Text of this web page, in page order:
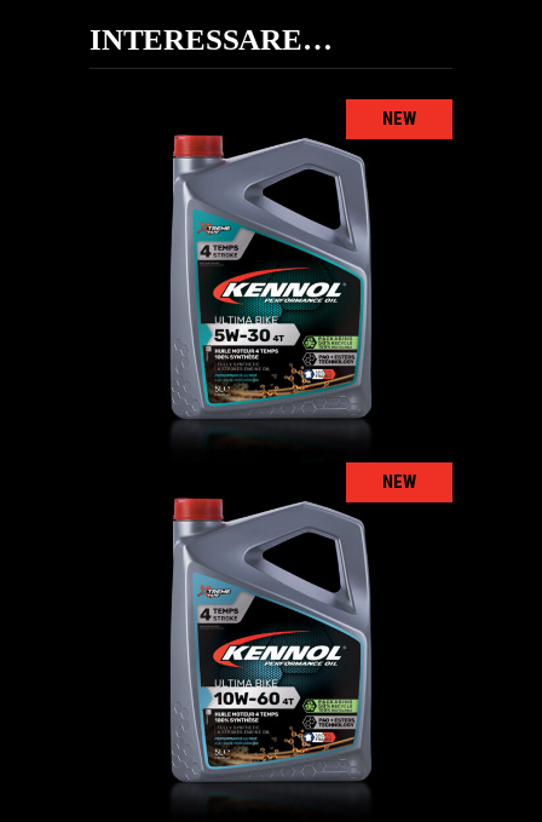
INTERESSARE…
NEW
ULTIMA BIKE 5W-30 4T
MOTO,Oli motore
NEW
ULTIMA BIKE 10W-60 4T
MOTO,Oli motore